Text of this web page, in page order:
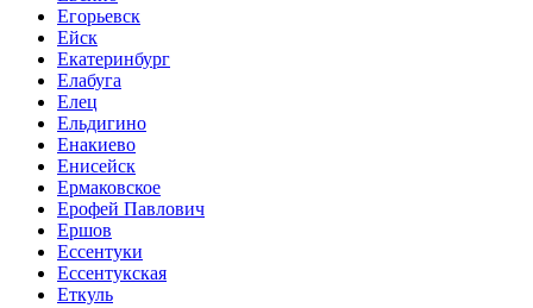
Егорьевск
Ейск
Екатеринбург
Елабуга
Елец
Ельдигино
Енакиево
Енисейск
Ермаковское
Ерофей Павлович
Ершов
Ессентуки
Ессентукская
Еткуль